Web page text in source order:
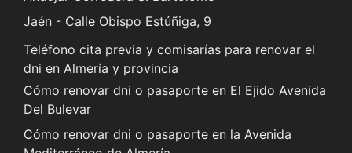
Jaén - Calle Obispo Estúñiga, 9
Teléfono cita previa y comisarías para renovar el
dni en Almería y provincia
Cómo renovar dni o pasaporte en El Ejido Avenida
Del Bulevar
Cómo renovar dni o pasaporte en la Avenida